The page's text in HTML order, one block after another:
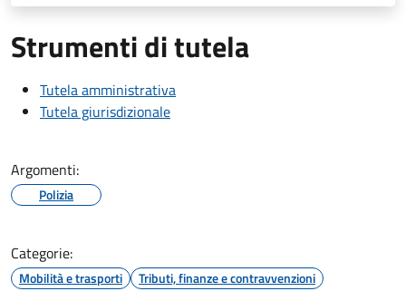
Strumenti di tutela
Tutela amministrativa
Tutela giurisdizionale
Argomenti:
Polizia
Categorie:
Mobilità e trasporti Tributi, finanze e contravvenzioni